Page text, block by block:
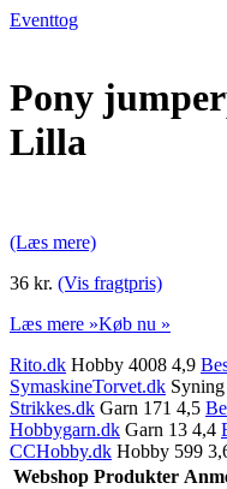
Eventtog
Pony
Lilla
(Læs mere)
36 kr. (Vis fragtpris)
Læs mere »Køb nu »
Rito.dk Hobby 4008 4,9
SymaskineTorvet.dk
Strikkes.dk Garn 171 4,5
Hobbygarn.dk Garn 13 4,4
CCHobby.dk Hobby 599
Webshop Produkter